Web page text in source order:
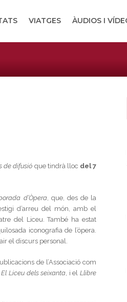
VIATGES ÀUDIOS I
de difusió que tindrà lloc del 7
d’Òpera, que, des de la
d’arreu del món, amb el
del Liceu. També ha estat
iconografia de l’òpera.
el discurs personal.
de l’Associació com
El Liceu dels seixanta, i el Llibre